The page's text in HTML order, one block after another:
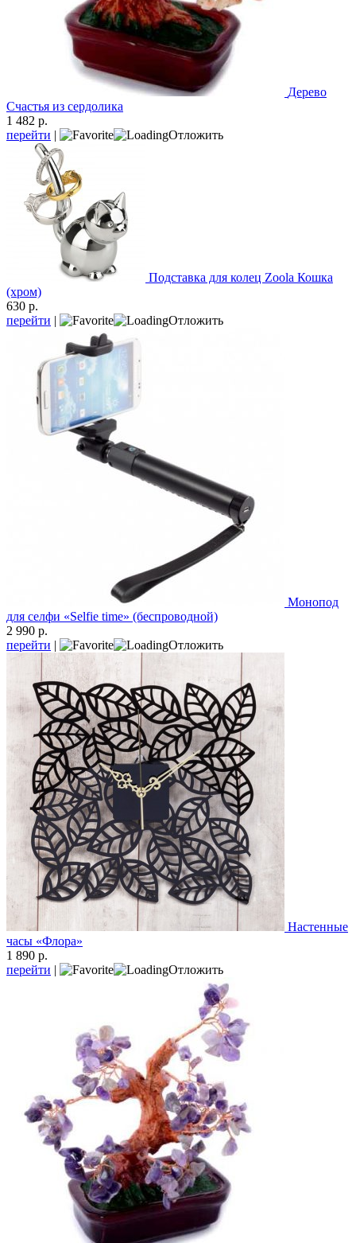
Дерево
Счастья из сердолика
1 482 р.
перейти | Отложить
Подставка для колец Zoola Кошка
(хром)
630 р.
перейти | Отложить
Монопод
для селфи «Selfie time» (беспроводной)
2 990 р.
перейти | Отложить
Настенные
часы «Флора»
1 890 р.
перейти | Отложить